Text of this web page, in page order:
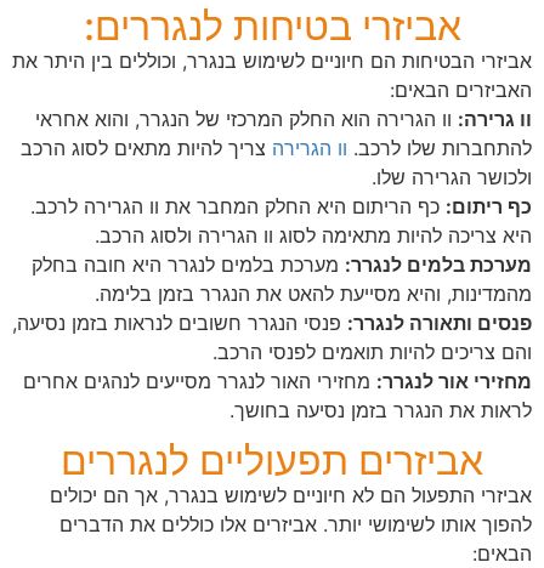
אביזרי בטיחות לנגררים:
אביזרי הבטיחות הם חיוניים לשימוש בנגרר, וכוללים בין היתר את
האביזרים הבאים:
וו גרירה: וו הגרירה הוא החלק המרכזי של הנגרר, והוא אחראי
להתחברות שלו לרכב. וו הגרירה צריך להיות מתאים לסוג הרכב
ולכושר הגרירה שלו.
כף ריתום: כף הריתום היא החלק המחבר את וו הגרירה לרכב.
היא צריכה להיות מתאימה לסוג וו הגרירה ולסוג הרכב.
מערכת בלמים לנגרר: מערכת בלמים לנגרר היא חובה בחלק
מהמדינות, והיא מסייעת להאט את הנגרר בזמן בלימה.
פנסים ותאורה לנגרר: פנסי הנגרר חשובים לנראות בזמן נסיעה,
והם צריכים להיות תואמים לפנסי הרכב.
מחזירי אור לנגרר: מחזירי האור לנגרר מסייעים לנהגים אחרים
לראות את הנגרר בזמן נסיעה בחושך.
אביזרים תפעוליים לנגררים
אביזרי התפעול הם לא חיוניים לשימוש בנגרר, אך הם יכולים
להפוך אותו לשימושי יותר. אביזרים אלו כוללים את הדברים
הבאים: